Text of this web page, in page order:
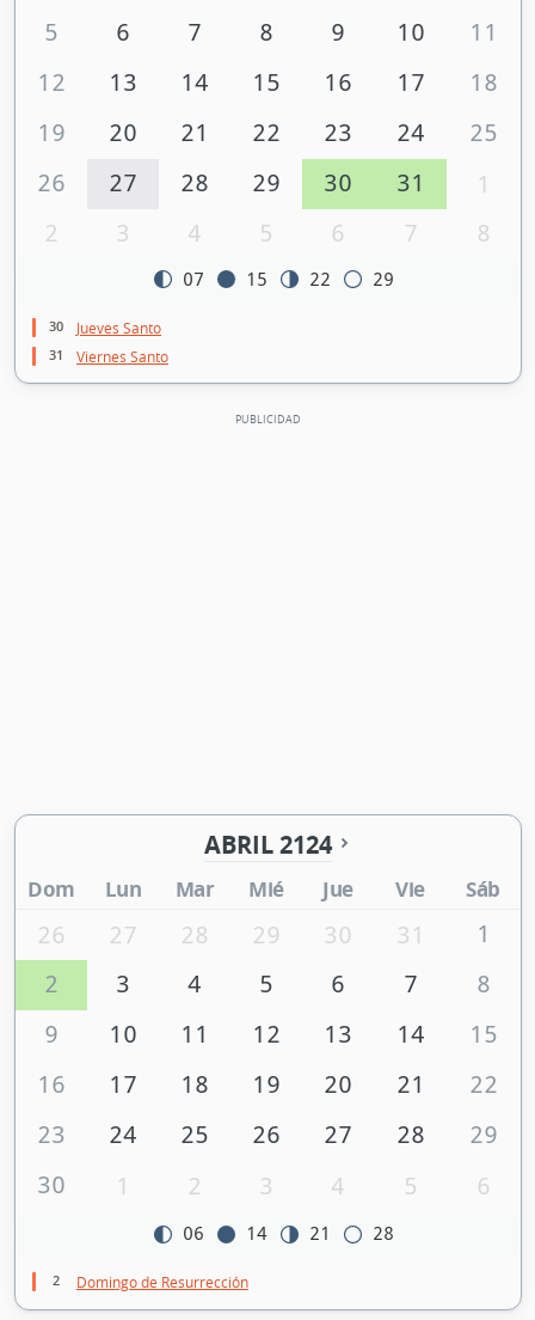
5
6 7 8 9 10
11
12
13 14 15 16 17
18
19
20 21 22 23 24
25
26
27 28 29 30 31
1
2
3 4 5 6 7 8
07 15 22 29
30 Jueves Santo
31 Viernes Santo
ABRIL 2124
Dom Lun Mar Mié Jue Vie Sáb
26 27 28 29 30 31
1
2
3 4 5 6 7
8
9
10 11 12 13 14
15
16
17 18 19 20 21
22
23
24 25 26 27 28
29
30
1 2 3 4 5 6
06 14 21 28
2 Domingo de Resurrección